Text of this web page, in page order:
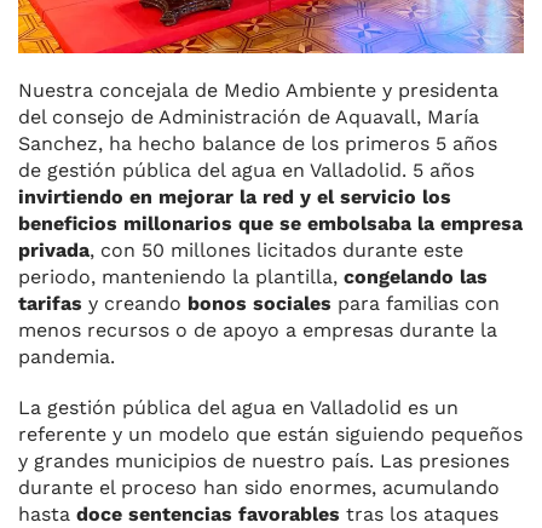
Nuestra concejala de Medio Ambiente y presidenta
del consejo de Administración de Aquavall, María
Sanchez, ha hecho balance de los primeros 5 años
de gestión pública del agua en Valladolid. 5 años
invirtiendo en mejorar la red y el servicio los
beneficios millonarios que se embolsaba la empresa
privada, con 50 millones licitados durante este
periodo, manteniendo la plantilla, congelando las
tarifas y creando bonos sociales para familias con
menos recursos o de apoyo a empresas durante la
pandemia.
La gestión pública del agua en Valladolid es un
referente y un modelo que están siguiendo pequeños
y grandes municipios de nuestro país. Las presiones
durante el proceso han sido enormes, acumulando
hasta doce sentencias favorables tras los ataques